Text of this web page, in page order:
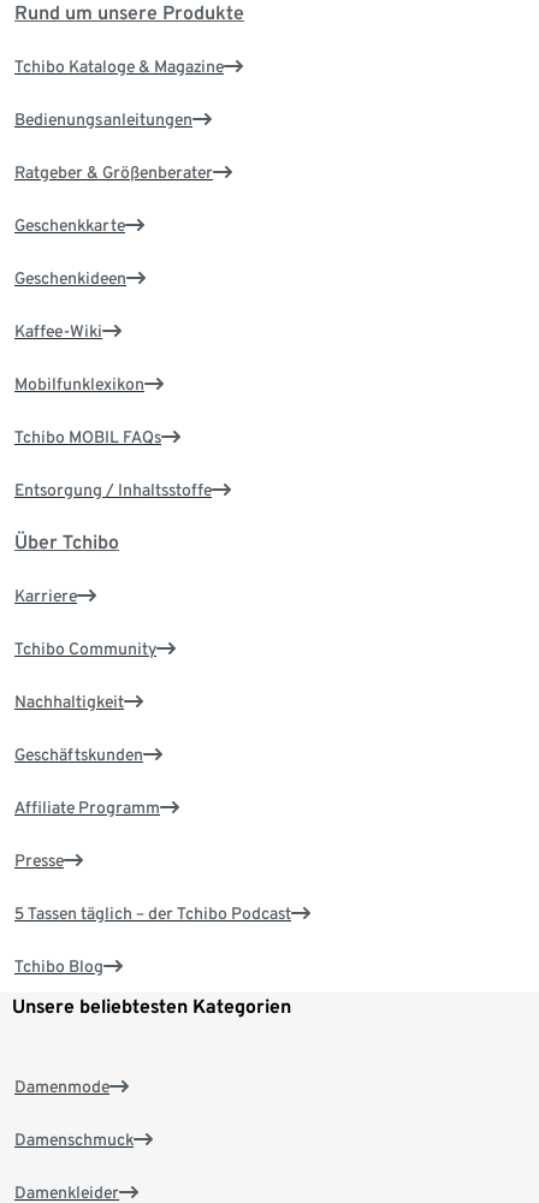
Rund um unsere Produkte
Tchibo Kataloge & Magazine
Bedienungsanleitungen
Ratgeber & Größenberater
Geschenkkarte
Geschenkideen
Kaffee-Wiki
Mobilfunklexikon
Tchibo MOBIL FAQs
Entsorgung / Inhaltsstoffe
Über Tchibo
Karriere
Tchibo Community
Nachhaltigkeit
Geschäftskunden
Affiliate Programm
Presse
5 Tassen täglich – der Tchibo Podcast
Tchibo Blog
Unsere beliebtesten Kategorien
Damenmode
Damenschmuck
Damenkleider